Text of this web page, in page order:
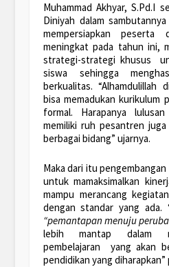
Muhammad Akhyar, S.Pd.I
Diniyah dalam
mempersiapkan peserta
meningkat pada tahun ini,
strategi-strategi khusus
siswa sehingga
berkualitas. “Alhamdulillah
bisa memadukan kurikulum
formal. Harapanya
memiliki ruh pesantren
berbagai bidang” ujarnya.
Maka dari itu
untuk mamaksimalkan
mampu merancang
dengan standar yang ada.
“pemantapan menuju
lebih mantap dalam
pembelajaran yang akan
pendidikan yang diharapkan”